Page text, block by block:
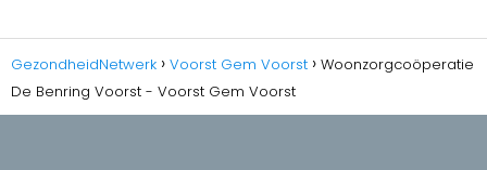
GezondheidNetwerk Voorst Gem Voorst
Woonzorgcoöperatie
De Benring Voorst - Voorst Gem Voorst